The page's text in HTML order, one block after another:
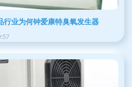
行业为何钟爱康特臭氧发生器